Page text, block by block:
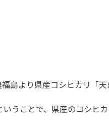
より県産コシヒカリ「天
うことで、県産のコシヒ